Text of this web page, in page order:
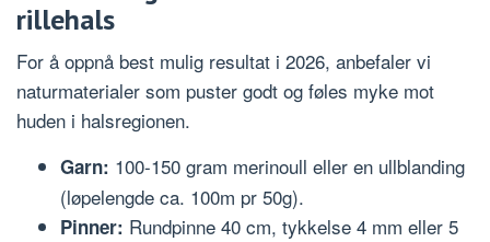
rillehals
For å oppnå best mulig resultat i 2026, anbefaler vi
naturmaterialer som puster godt og føles myke mot
huden i halsregionen.
Garn: 100-150 gram merinoull eller en ullblanding
(løpelengde ca. 100m pr 50g).
Pinner: Rundpinne 40 cm, tykkelse 4 mm eller 5